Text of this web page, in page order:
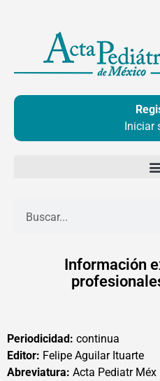
contenido
Iniciar
Información
Periodicidad: continua
Editor: Felipe Aguilar Ituarte
Abreviatura: Acta Pediatr Méx